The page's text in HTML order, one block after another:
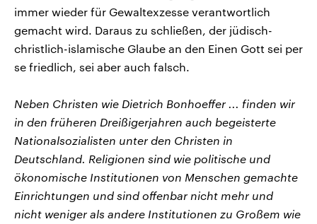
immer wieder für Gewaltexzesse verantwortlich
gemacht wird. Daraus zu schließen, der jüdisch-
christlich-islamische Glaube an den Einen Gott sei per
se friedlich, sei aber auch falsch.
Neben Christen wie Dietrich Bonhoeffer ... finden wir
in den früheren Dreißigerjahren auch begeisterte
Nationalsozialisten unter den Christen in
Deutschland. Religionen sind wie politische und
ökonomische Institutionen von Menschen gemachte
Einrichtungen und sind offenbar nicht mehr und
nicht weniger als andere Institutionen zu Großem wie